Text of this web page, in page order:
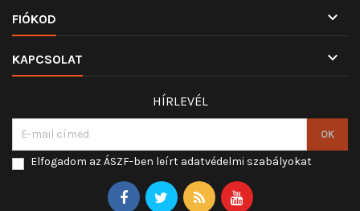
FIÓKOD 
KAPCSOLAT 
HÍRLEVÉL
Elfogadom az ÁSZF-ben leírt adatvédelmi szabályokat